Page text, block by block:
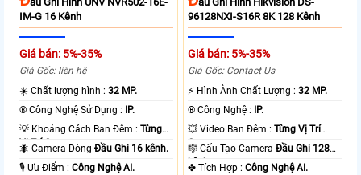
IM-G 16 Kênh
Giá bán: 5%-35%
Giá Gốc: liên hệ
☀️ Chất lượng hình :32 MP.
®️ Công Nghệ Sử Dụng :
IP.
💡 Khoảng Cách Ban Đêm :Từng
Vị Trí Camera .
🐜 Camera DòngĐầu Ghi 16 kênh.
️🎙 Ưu Điểm :Công Nghệ AI.
96128NXI-S16R 8K 128 Kênh
Giá bán: 5%-35%
Giá Gốc: Contact Us
️⚡ Hình Ành Chất Lượng :32 MP.
®️ Công Nghệ :
IP.
💥 Video Ban Đêm :Từng Vị Trí
Camera .
🎼️ Cấu Tạo CameraĐầu Ghi 128
kênh.
️✤ Tích Hợp :Công Nghệ AI.